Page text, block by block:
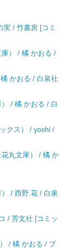
/ 竹書房 [コミ
） / 橘 かおる /
かおる / 白泉社
/ 橘 かおる / 白
クス） / yoshi /
丸文庫） / 橘 か
/ 西野 花 / 白泉
/ 芳文社 [コミッ
/ 橘 かおる / プ